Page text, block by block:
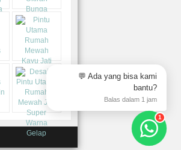
💬 Ada yang bisa kami
bantu?
Balas dalam 1 jam
1